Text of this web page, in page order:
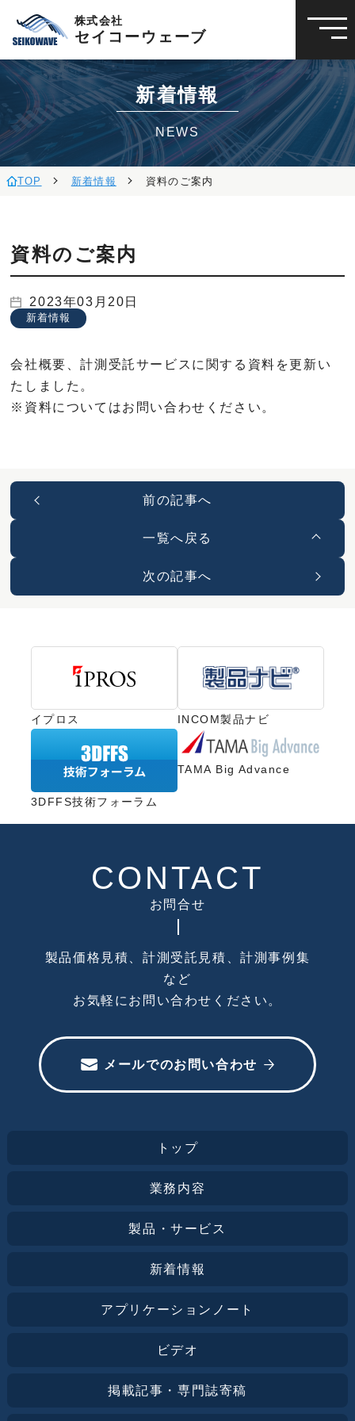
株式会社
セイコーウェーブ
新着情報
NEWS
TOP 新着情報 資料のご案内
資料のご案内
2023年03月20日
新着情報
会社概要、計測受託サービスに関する資料を更新い
たしました。
※資料についてはお問い合わせください。
前の記事へ
一覧へ戻る
次の記事へ
イプロス INCOM製品ナビ
3DFFS技術フォーラム
TAMA Big Advance
CONTACT
お問合せ
製品価格見積、計測受託見積、計測事例集
など
お気軽にお問い合わせください。
メールでのお問い合わせ
トップ
業務内容
製品・サービス
新着情報
アプリケーションノート
ビデオ
掲載記事・専門誌寄稿